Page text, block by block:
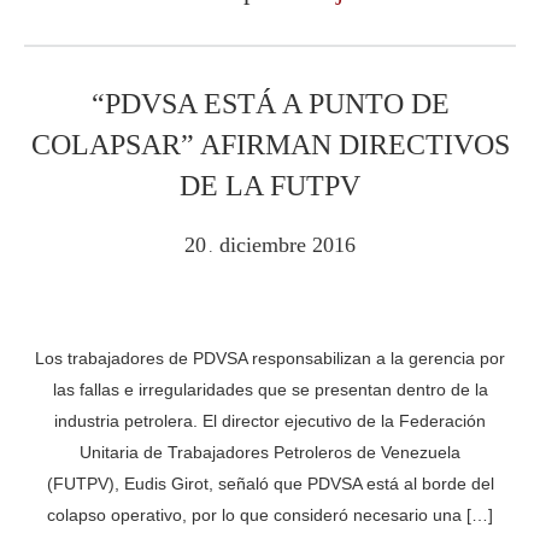
“PDVSA ESTÁ A PUNTO DE
COLAPSAR” AFIRMAN DIRECTIVOS
DE LA FUTPV
20 . diciembre 2016
Los trabajadores de PDVSA responsabilizan a la gerencia por
las fallas e irregularidades que se presentan dentro de la
industria petrolera. El director ejecutivo de la Federación
Unitaria de Trabajadores Petroleros de Venezuela
(FUTPV), Eudis Girot, señaló que PDVSA está al borde del
colapso operativo, por lo que consideró necesario una […]